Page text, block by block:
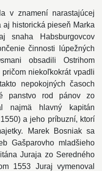
v znamení narastajúcej
historická pieseň Marka
snaha Habsburgovcov
činnosti lúpežných
obsadili Ostrihom
niekoľkokrát vpadli
nepokojných časoch
panstvo rod pánov zo
najmä hlavný kapitán
a jeho príbuzní, ktorí
Marek Bosniak sa
Gašparovho mladšieho
Juraja zo Seredného
1553 Juraj vymenoval